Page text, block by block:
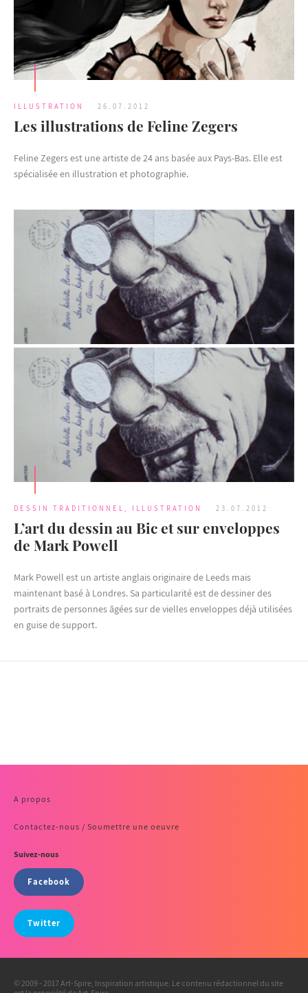
ILLUSTRATION 26.07.2012
Les illustrations de Feline Zegers
Feline Zegers est une artiste de 24 ans basée aux Pays-Bas. Elle est
spécialisée en illustration et photographie.
DESSIN TRADITIONNEL , ILLUSTRATION 23.07.2012
L’art du dessin au Bic et sur enveloppes
de Mark Powell
Mark Powell est un artiste anglais originaire de Leeds mais
maintenant basé à Londres. Sa particularité est de dessiner des
portraits de personnes âgées sur de vielles enveloppes déjà utilisées
en guise de support.
A propos
Contactez-nous / Soumettre une oeuvre
Suivez-nous
Facebook
Twitter
© 2009 - 2017 Art-Spire, Inspiration artistique. Le contenu rédactionnel du site